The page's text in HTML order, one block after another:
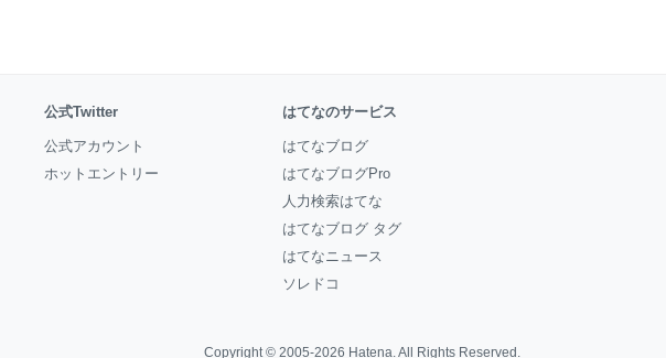
公式Twitter
公式アカウント
ホットエントリー
はてなのサービス
はてなブログ
はてなブログPro
人力検索はてな
はてなブログ タグ
はてなニュース
ソレドコ
Copyright © 2005-2026 Hatena. All Rights Reserved.